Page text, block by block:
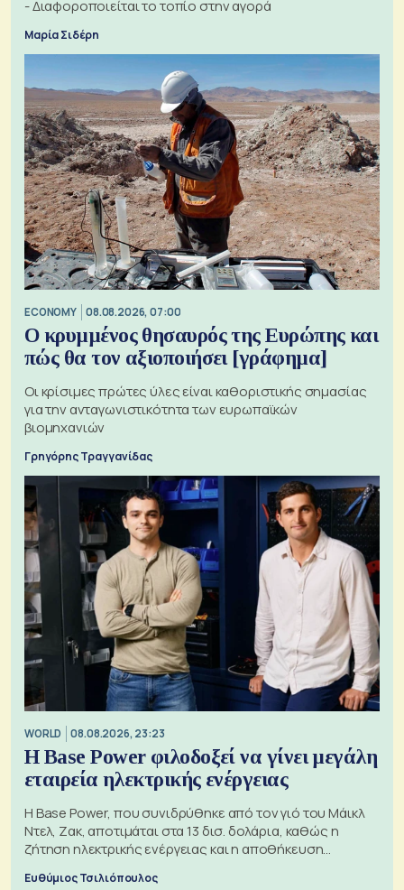
- Διαφοροποιείται το τοπίο στην αγορά
Μαρία Σιδέρη
ECONOMY 08.08.2026, 07:00
Ο κρυμμένος θησαυρός της Ευρώπης και
πώς θα τον αξιοποιήσει [γράφημα]
Οι κρίσιμες πρώτες ύλες είναι καθοριστικής σημασίας
για την ανταγωνιστικότητα των ευρωπαϊκών
βιομηχανιών
Γρηγόρης Τραγγανίδας
WORLD 08.08.2026, 23:23
Η Base Power φιλοδοξεί να γίνει μεγάλη
εταιρεία ηλεκτρικής ενέργειας
Η Base Power, που συνιδρύθηκε από τον γιό του Μάικλ
Ντελ, Ζακ, αποτιμάται στα 13 δισ. δολάρια, καθώς η
ζήτηση ηλεκτρικής ενέργειας και η αποθήκευση
Ευθύμιος Τσιλιόπουλος